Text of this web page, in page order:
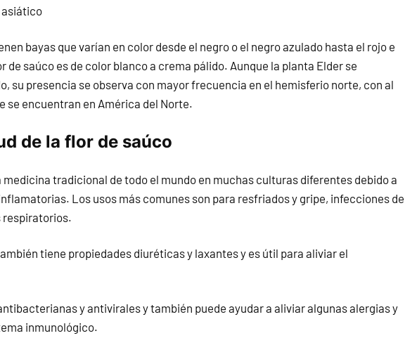
asiático
bayas que varían en color desde el negro o el negro azulado hasta el rojo e
de saúco es de color blanco a crema pálido. Aunque la planta Elder se
su presencia se observa con mayor frecuencia en el hemisferio norte, con al
se encuentran en América del Norte.
de la flor de saúco
medicina tradicional de todo el mundo en muchas culturas diferentes debido a
Los usos más comunes son para resfriados y gripe, infecciones de
respiratorios.
tiene propiedades diuréticas y laxantes y es útil para aliviar el
y antivirales y también puede ayudar a aliviar algunas alergias y
inmunológico.